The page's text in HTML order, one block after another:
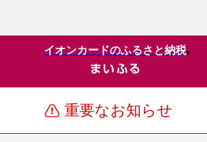
イオンカードのふるさと納税
重要なお知らせ